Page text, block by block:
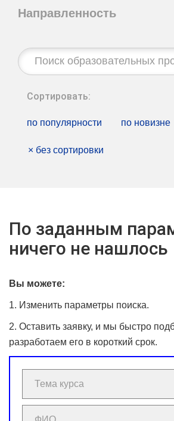
Направленность
Строка
поиска:
Сортировать:
по популярности по новизне
× без сортировки
По заданным
ничего не нашлось
Вы можете:
1. Изменить параметры поиска.
2. Оставить заявку, и мы быстро
разработаем его в короткий срок.